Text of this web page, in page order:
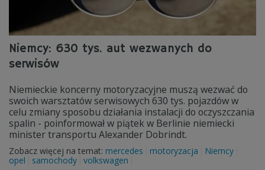
Niemcy: 630 tys. aut wezwanych do
serwisów
Niemieckie koncerny motoryzacyjne muszą wezwać do
swoich warsztatów serwisowych 630 tys. pojazdów w
celu zmiany sposobu działania instalacji do oczyszczania
spalin - poinformował w piątek w Berlinie niemiecki
minister transportu Alexander Dobrindt.
Zobacz więcej na temat: mercedes motoryzacja
Niemcy
opel
samochody volkswagen